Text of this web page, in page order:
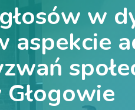
w
aspekcie